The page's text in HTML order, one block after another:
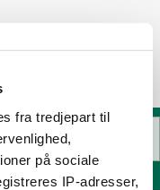
fra tredjepart til
på sociale
IP-adresser,